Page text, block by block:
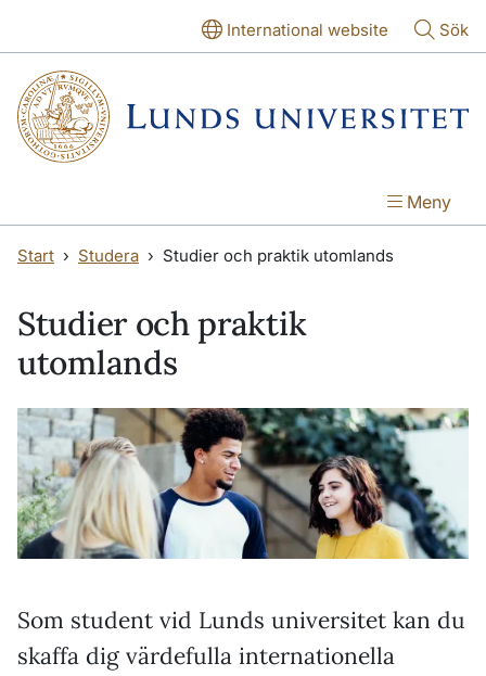
International website Sök
Meny
Start Studera Studier och praktik utomlands
Studier och praktik
utomlands
Som student vid Lunds universitet kan du
skaffa dig värdefulla internationella